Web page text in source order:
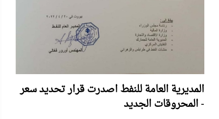
المديرية العامة للنفط اصدرت قرار تحديد سعر
المحروقات الجديد -